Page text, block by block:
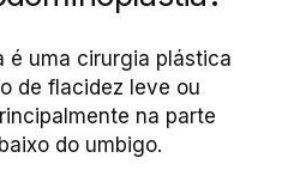
é uma cirurgia plástica
de flacidez leve ou
na parte
do umbigo.